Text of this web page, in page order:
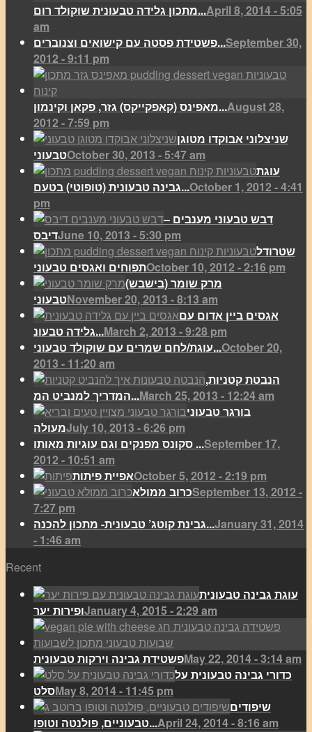
מתכון גלידה טבעונית שוקולד רום...April 8, 2014 - 5:05
am
פשטידת פסטה עם קישואים וצנוברים...September 30,
2012 - 9:11 pm
מאפינס (קאפקייקס) גזר, פקאן וקינמון...August 28,
2012 - 7:59 pm
שניצלוני אבוקדו מטוגן
טבעוניOctober 30, 2013 - 5:47 am
עוגת
גבינה טבעונית (טופוטי) בטעם...October 1, 2012 - 4:41
pm
דבש טבעוני מענבים –
דיבסJune 10, 2013 - 5:30 pm
שטרודל
תפוחים ואגסים טבעוניOctober 10, 2012 - 2:16 pm
מרק שומר (בישבש)
טבעוניNovember 20, 2013 - 8:13 am
אגסים ביין אדום עם
גלידה טבעונ...March 2, 2013 - 9:28 pm
עוגת/לחם שמרים עם שוקולד טבעוני...October 20,
2013 - 11:20 am
הנבטת קטניות,
המדריך למנביט המ...March 25, 2013 - 12:24 am
בורגר טבעוני
מעולהJuly 10, 2013 - 6:26 pm
סקונס מפנקים וגם עוגיות מאותו ...September 17,
2012 - 10:51 am
אפיית פיתותOctober 5, 2012 - 2:19 pm
כרוב ממולאSeptember 13, 2012 -
7:27 pm
גבינת קוטג’ טבעונית- מתכון להכנה...January 31, 2014
- 1:46 am
Recent
עוגת גבינה טבעונית
ופירות יערJanuary 4, 2015 - 2:29 am
פשטידת גבינה וירקות טבעוניתMay 22, 2014 - 3:14 am
כדורי גבינה טבעונית על
סלטMay 8, 2014 - 11:45 pm
שיפודים
טבעוניים, פולנטה וטופו...April 24, 2014 - 8:16 am